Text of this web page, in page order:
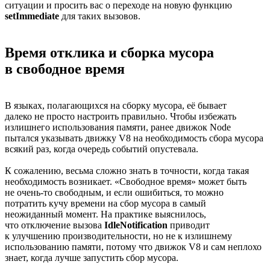
ситуации и просить вас о переходе на новую функцию
setImmediate для таких вызовов.
Время отклика и сборка мусора
в свободное время
В языках, полагающихся на сборку мусора, её бывает
далеко не просто настроить правильно. Чтобы избежать
излишнего использования памяти, ранее движок Node
пытался указывать движку V8 на необходимость сбора мусора
всякий раз, когда очередь событий опустевала.
К сожалению, весьма сложно знать в точности, когда такая
необходимость возникает. «Свободное время» может быть
не очень-то свободным, и если ошибиться, то можно
потратить кучу времени на сбор мусора в самый
неожиданный момент. На практике выяснилось,
что отключение вызова IdleNotification приводит
к улучшению производительности, но не к излишнему
использованию памяти, потому что движок V8 и сам неплохо
знает, когда лучше запустить сбор мусора.